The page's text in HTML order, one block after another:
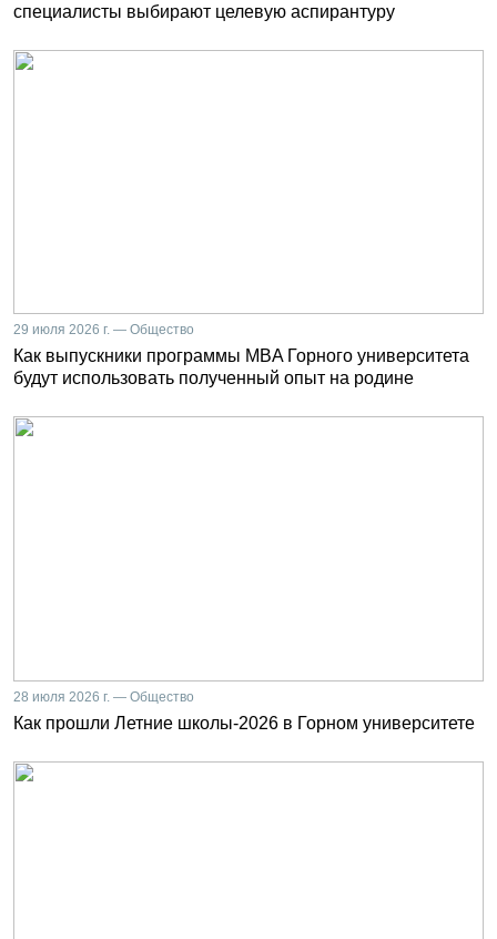
специалисты выбирают целевую аспирантуру
29 июля 2026 г. — Общество
Как выпускники программы MBA Горного университета
будут использовать полученный опыт на родине
28 июля 2026 г. — Общество
Как прошли Летние школы-2026 в Горном университете